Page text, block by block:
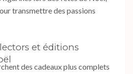
transmettre des passions
et éditions
des cadeaux plus complets